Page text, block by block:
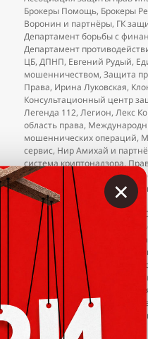
Брокеры Помощь, Брокеры
Воронин и партнёры, ГК
Департамент борьбы с
Департамент
ЦБ,ДПНП, Евгений Рудый,
мошенничеством,Защита
Права, Ирина Луковская,
Консультационный центр
Легенда 112,Легион,Лекс
область права,
мошеннических операций,
сервис, Нир Амихай и
система криптонадзора,
решения
Ростправо,Служба
мошенничеством
Служба
противодействия и
Стандарт Реал
Федеральный проект по
Фемида
Финансовый
мошенничеством
Центр
регулирования торговых
защиты
ЦРОФР
Юлия Дальман,
компания «Консул»
Юринформ,юристы-
2 комментарияк записи
×